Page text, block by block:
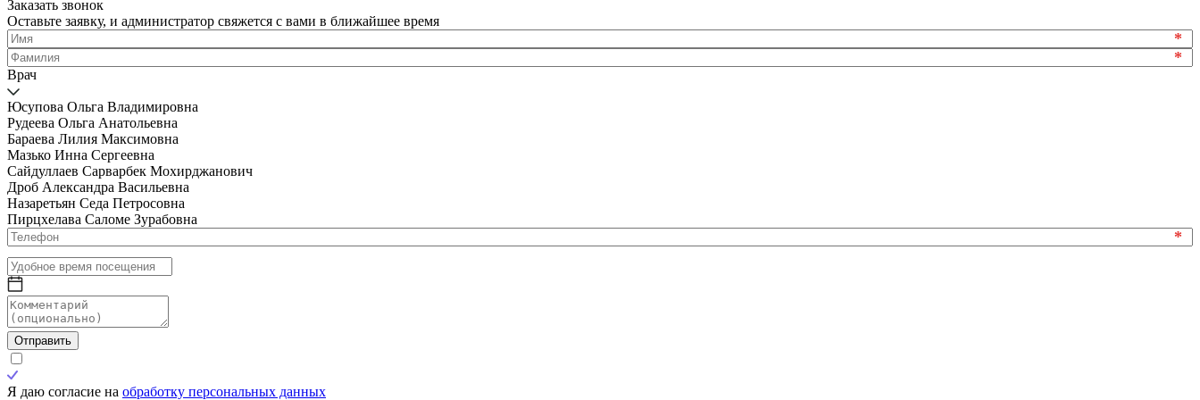
Заказать звонок
Оставьте заявку, и администратор свяжется с вами в ближайшее время
*
*
Врач
Юсупова Ольга Владимировна
Рудеева Ольга Анатольевна
Бараева Лилия Максимовна
Мазько Инна Сергеевна
Сайдуллаев Сарварбек Мохирджанович
Дроб Александра Васильевна
Назаретьян Седа Петросовна
Пирцхелава Саломе Зурабовна
*
Отправить
Я даю согласие на обработку персональных данных